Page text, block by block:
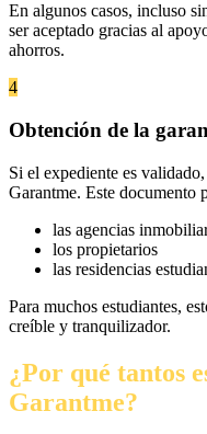
En algunos casos, incluso
ser aceptado gracias al
ahorros.
4
Obtención de la
Si el expediente es
Garantme. Este documento
las agencias
los propietarios
las residencias
Para muchos estudiantes,
creíble y tranquilizador.
¿Por qué tantos
Garantme?